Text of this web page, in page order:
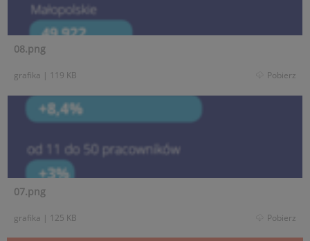
08.png
grafika | 119 KB Pobierz
07.png
grafika | 125 KB Pobierz